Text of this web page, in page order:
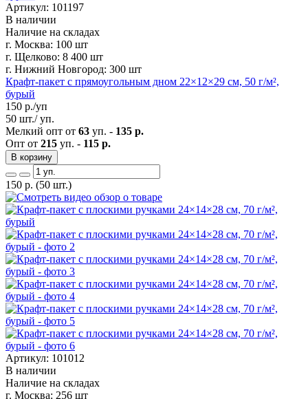
Артикул: 101197
В наличии
Наличие на складах
г. Москва: 100 шт
г. Щелково: 8 400 шт
г. Нижний Новгород: 300 шт
Крафт-пакет с прямоугольным дном 22×12×29 см, 50 г/м²,
бурый
150 р./уп
50 шт./ уп.
Мелкий опт от 63 уп. - 135 р.
Опт от 215 уп. - 115 р.
В корзину
150 р. (50 шт.)
Артикул: 101012
В наличии
Наличие на складах
г. Москва: 256 шт